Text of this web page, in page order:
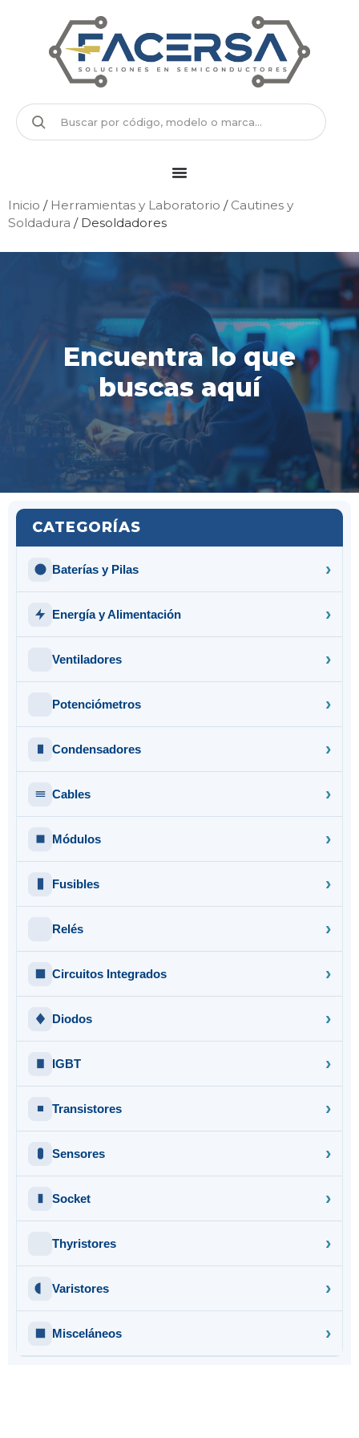
Inicio / Herramientas y Laboratorio / Cautines y
Soldadura / Desoldadores
Encuentra lo que
buscas aquí
CATEGORÍAS
Baterías y Pilas
Energía y Alimentación
Ventiladores
Potenciómetros
Condensadores
Cables
Módulos
Fusibles
Relés
Circuitos Integrados
Diodos
IGBT
Transistores
Sensores
Socket
Thyristores
Varistores
Misceláneos